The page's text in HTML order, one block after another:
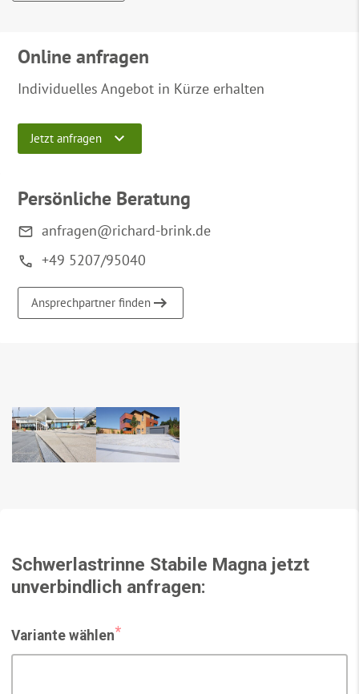
Online anfragen
Individuelles Angebot in Kürze erhalten
Jetzt anfragen
Persönliche Beratung
anfragen@richard-brink.de
+49 5207/95040
Ansprechpartner finden